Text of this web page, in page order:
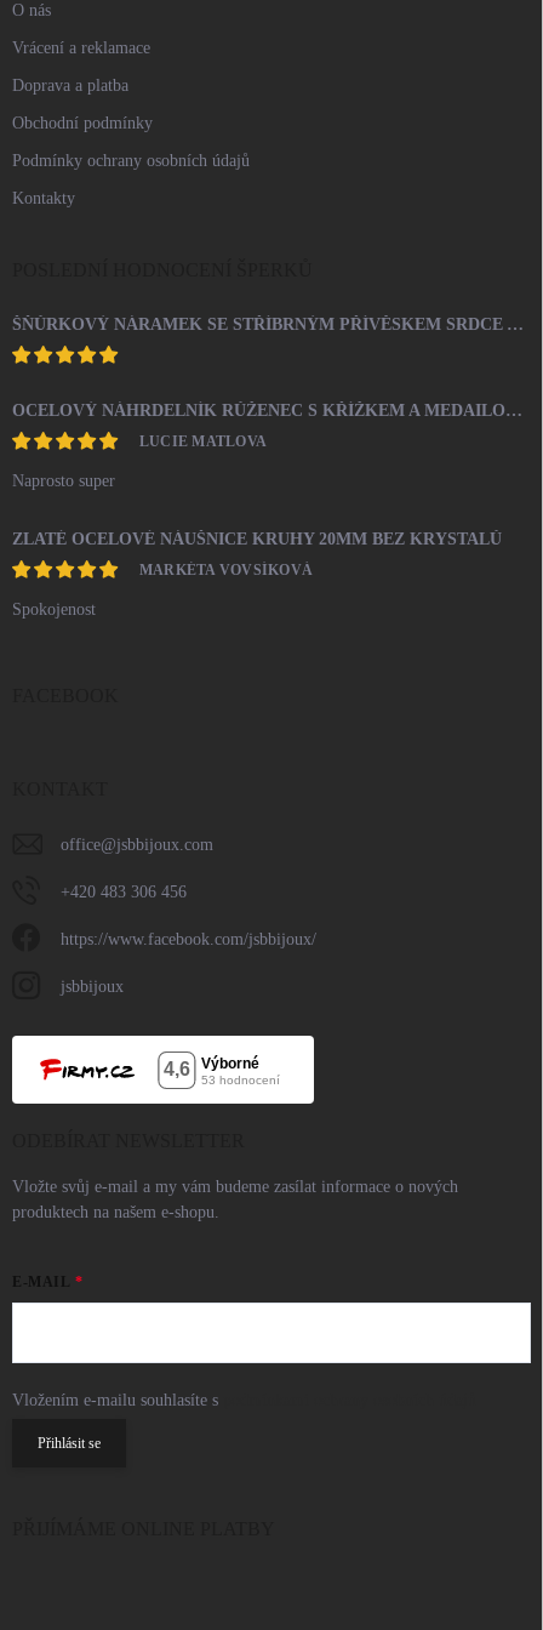
O nás
Vrácení a reklamace
Doprava a platba
Obchodní podmínky
Podmínky ochrany osobních údajů
Kontakty
ŠŇŮRKOVÝ NÁRAMEK SE STŘÍBRNÝM PŘÍVĚSKEM SRDCE A KRYSTALY SWAROVSKI CRYSTAL (STŘÍBRO 925/1000)
OCELOVÝ NÁHRDELNÍK RŮŽENEC S KŘÍŽKEM A MEDAILONEM
LUCIE MATLOVA
Naprosto super
ZLATÉ OCELOVÉ NÁUŠNICE KRUHY 20MM BEZ KRYSTALŮ
MARKÉTA VOVSÍKOVÁ
Spokojenost
office@jsbbijoux.com
+420 483 306 456
https://www.facebook.com/jsbbijoux/
jsbbijoux
Vložte svůj e-mail a my vám budeme zasílat informace o nových
produktech na našem e-shopu.
E-MAIL
Vložením e-mailu souhlasíte s
Přihlásit se